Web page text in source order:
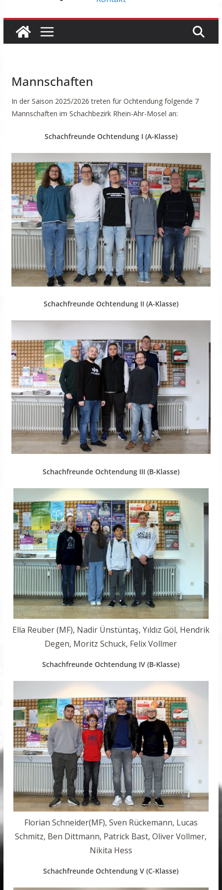
Mannschaften
In der Saison 2025/2026 treten für Ochtendung folgende 7
Mannschaften im Schachbezirk Rhein-Ahr-Mosel an:
Schachfreunde Ochtendung I (A-Klasse)
Schachfreunde Ochtendung II (A-Klasse)
Schachfreunde Ochtendung III (B-Klasse)
Ella Reuber (MF), Nadir Ünstüntaş, Yıldız Göl, Hendrik
Degen, Moritz Schuck, Felix Vollmer
Schachfreunde Ochtendung IV (B-Klasse)
Florian Schneider(MF), Sven Rückemann, Lucas
Schmitz, Ben Dittmann, Patrick Bast, Oliver Vollmer,
Nikita Hess
Schachfreunde Ochtendung V (C-Klasse)